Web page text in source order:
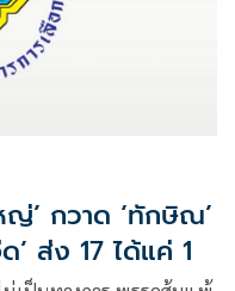
ญ่’ กวาด ‘ทักษิณ’
’ ส่ง 17 ได้แค่ 1